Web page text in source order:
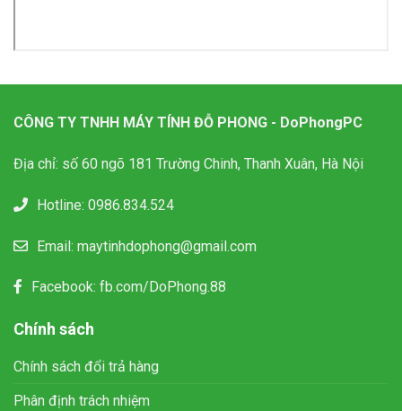
CÔNG TY TNHH MÁY TÍNH ĐỖ PHONG - DoPhongPC
Địa chỉ: số 60 ngõ 181 Trường Chinh, Thanh Xuân, Hà Nội
Hotline: 0986.834.524
Email: maytinhdophong@gmail.com
Facebook: fb.com/DoPhong.88
Chính sách
Chính sách đổi trả hàng
Phân định trách nhiệm